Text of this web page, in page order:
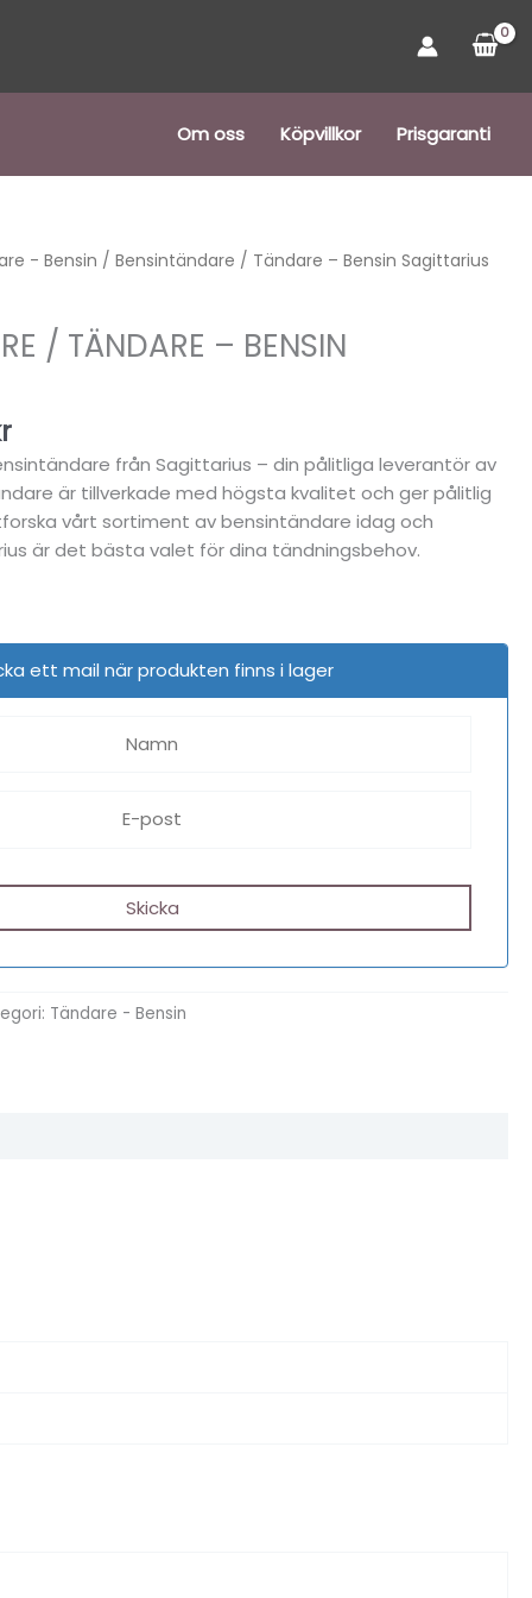
Om oss Köpvillkor Prisgaranti
- Bensin / Bensintändare / Tändare – Bensin Sagittarius
/ TÄNDARE – BENSIN
Det
priset
är:
79,00 kr.
från Sagittarius – din pålitliga leverantör av
är tillverkade med högsta kvalitet och ger pålitlig
vårt sortiment av bensintändare idag och
är det bästa valet för dina tändningsbehov.
ett mail när produkten finns i lager
Tändare - Bensin